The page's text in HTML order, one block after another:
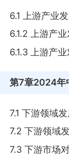
6.1 上游产业
6.1.2 上游产
6.1.3 上游产
第7章2024年
7.1 下游领域
7.2 下游领域
7.3 下游市场